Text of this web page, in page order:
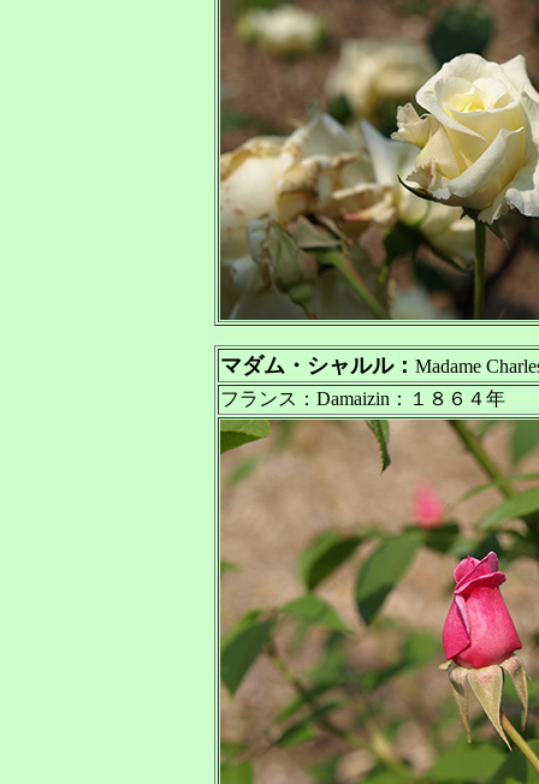
マダム・シャルル： Madame
フランス：Damaizin：１８６４年